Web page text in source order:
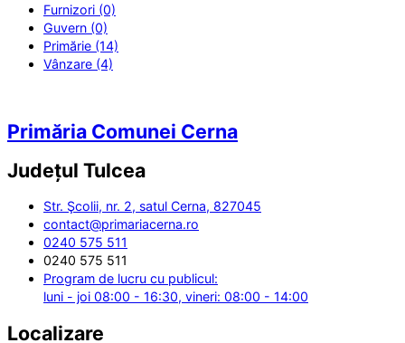
Furnizori (0)
Guvern (0)
Primărie (14)
Vânzare (4)
Primăria Comunei Cerna
Județul Tulcea
Str. Şcolii, nr. 2, satul Cerna, 827045
contact@primariacerna.ro
0240 575 511
0240 575 511
Program de lucru cu publicul:
luni - joi 08:00 - 16:30, vineri: 08:00 - 14:00
Localizare